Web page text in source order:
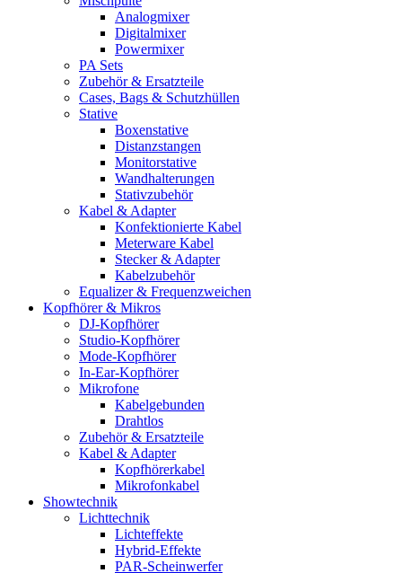
Analogmixer
Digitalmixer
Powermixer
PA Sets
Zubehör & Ersatzteile
Cases, Bags & Schutzhüllen
Stative
Boxenstative
Distanzstangen
Monitorstative
Wandhalterungen
Stativzubehör
Kabel & Adapter
Konfektionierte Kabel
Meterware Kabel
Stecker & Adapter
Kabelzubehör
Equalizer & Frequenzweichen
Kopfhörer & Mikros
DJ-Kopfhörer
Studio-Kopfhörer
Mode-Kopfhörer
In-Ear-Kopfhörer
Mikrofone
Kabelgebunden
Drahtlos
Zubehör & Ersatzteile
Kabel & Adapter
Kopfhörerkabel
Mikrofonkabel
Showtechnik
Lichttechnik
Lichteffekte
Hybrid-Effekte
PAR-Scheinwerfer